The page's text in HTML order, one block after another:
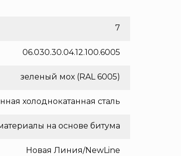
7
06.030.30.04.12.100.6005
зеленый мох (RAL 6005)
холоднокатанная сталь
на основе битума
Новая Линия/NewLine